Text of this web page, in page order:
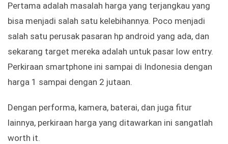
Pertama adalah masalah harga yang terjangkau yang
bisa menjadi salah satu kelebihannya. Poco menjadi
salah satu perusak pasaran hp android yang ada, dan
sekarang target mereka adalah untuk pasar low entry.
Perkiraan smartphone ini sampai di Indonesia dengan
harga 1 sampai dengan 2 jutaan.
Dengan performa, kamera, baterai, dan juga fitur
lainnya, perkiraan harga yang ditawarkan ini sangatlah
worth it.